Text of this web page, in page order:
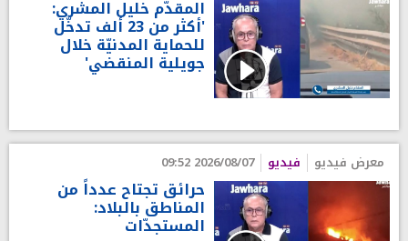
المقدّم خليل المشري:
'أكثر من 23 ألف تدخّل
للحماية المدنيّة خلال
جويلية المنقضي'
معرض فيديو فيديو 2026/08/07 09:52
حرائق تجتاح عدداً من
المناطق بالبلاد:
المستجدّات